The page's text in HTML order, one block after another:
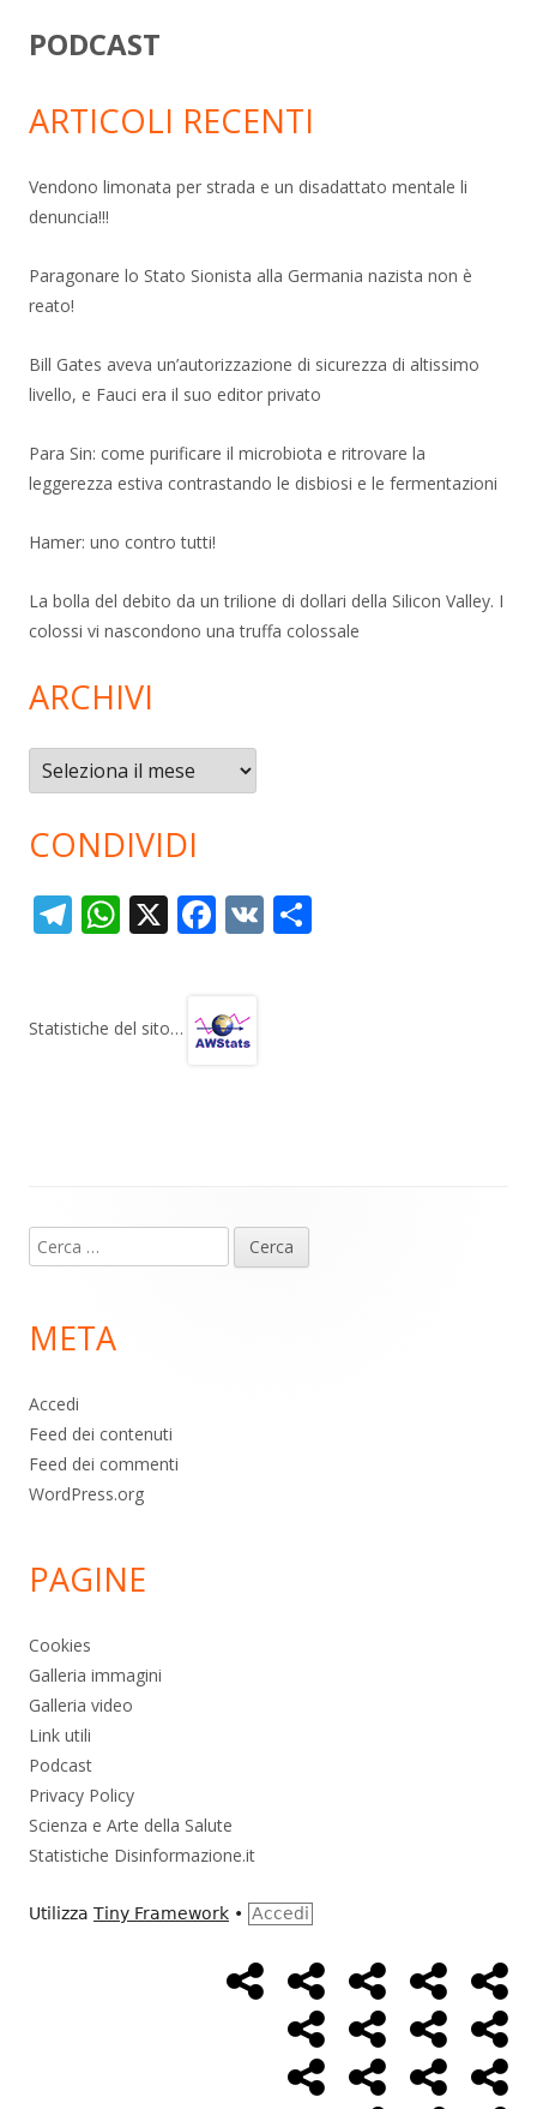
PODCAST
ARTICOLI RECENTI
Vendono limonata per strada e un disadattato mentale li
denuncia!!!
Paragonare lo Stato Sionista alla Germania nazista non è
reato!
Bill Gates aveva un’autorizzazione di sicurezza di altissimo
livello, e Fauci era il suo editor privato
Para Sin: come purificare il microbiota e ritrovare la
leggerezza estiva contrastando le disbiosi e le fermentazioni
Hamer: uno contro tutti!
La bolla del debito da un trilione di dollari della Silicon Valley. I
colossi vi nascondono una truffa colossale
ARCHIVI
Archivi
CONDIVIDI
T
gr
W
s
X F
b
V
Statistiche del sito…
piè
pagina
Ricerca
per:
META
Accedi
Feed dei contenuti
Feed dei commenti
WordPress.org
PAGINE
Cookies
Galleria immagini
Galleria video
Link utili
Podcast
Privacy Policy
Scienza e Arte della Salute
Statistiche Disinformazione.it
Utilizza Tiny Framework • Accedi
MenùHome
Page
Alimentazione
AmbienteBambini
Cancro ControlloEconomia
FarmaciMassoneriaNWO